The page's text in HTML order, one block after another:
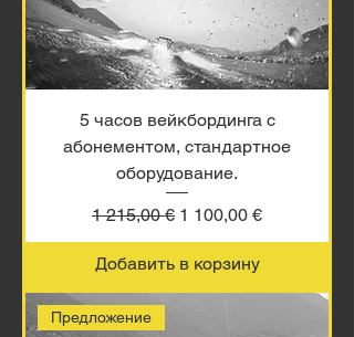
5 часов вейкбординга с
абонементом, стандартное
оборудование.
Обычная цена
1 215,00 € Цена со скидкой
1 100,00 €
Добавить в корзину
Предложение